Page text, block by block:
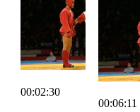
00:02:30
00:06:11